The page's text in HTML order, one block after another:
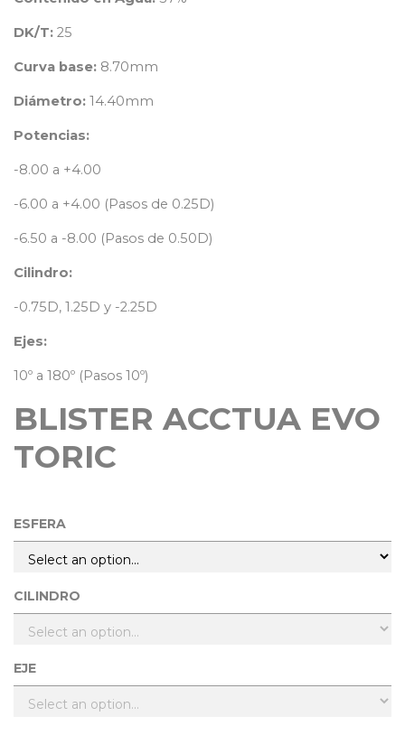
DK/T: 25
Curva base: 8.70mm
Diámetro: 14.40mm
Potencias:
-8.00 a +4.00
-6.00 a +4.00 (Pasos de 0.25D)
-6.50 a -8.00 (Pasos de 0.50D)
Cilindro:
-0.75D, 1.25D y -2.25D
Ejes:
10º a 180º (Pasos 10º)
BLISTER ACCTUA EVO
TORIC
ESFERA
CILINDRO
EJE